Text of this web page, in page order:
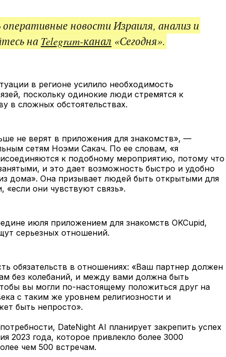
новости Израиля, анализ и
на Telegram-канал «Сегодня».
в регионе усилило необходимость
поскольку одинокие люди стремятся к
в сложных обстоятельствах.
не верят в приложения для знакомств», —
сетям Ноэми Сакач. По ее словам, «я
к подобному мероприятию, потому что
и это дает возможность быстро и удобно
дома». Она призывает людей быть открытыми для
«если они чувствуют связь».
июля приложением для знакомств OKCupid,
серьезных отношений.
обязательств в отношениях: «Ваш партнер должен
без колебаний, и между вами должна быть
вы могли по-настоящему положиться друг на
с таким же уровнем религиозности и
быть непросто».
DateNight AI планирует закрепить успех
2023 года, которое привлекло более 3000
чем 500 встречам.